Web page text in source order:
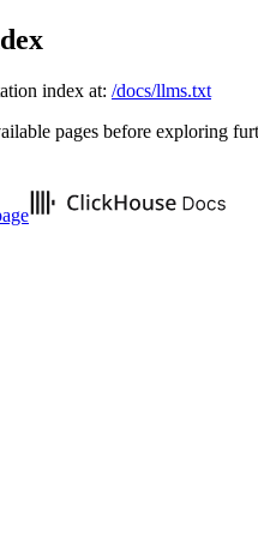
index at: /docs/llms.txt
pages before exploring